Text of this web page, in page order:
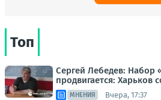
Топ
Сергей Лебедев: Набор
продвигается: Харьков
МНЕНИЯ Вчера, 17:37